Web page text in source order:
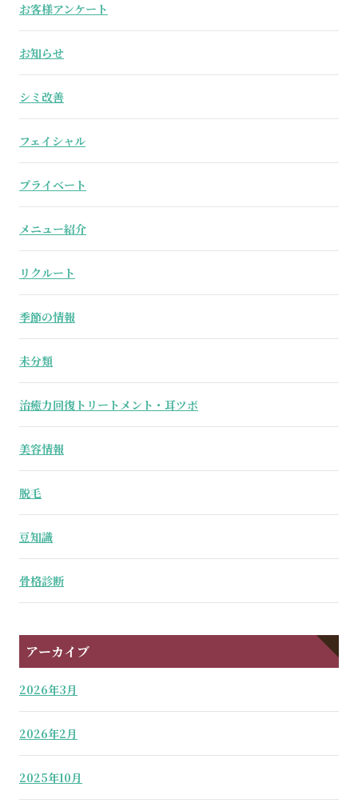
お客様アンケート
お知らせ
シミ改善
フェイシャル
プライベート
メニュー紹介
リクルート
季節の情報
未分類
治癒力回復トリートメント・耳ツボ
美容情報
脱毛
豆知識
骨格診断
アーカイブ
2026年3月
2026年2月
2025年10月